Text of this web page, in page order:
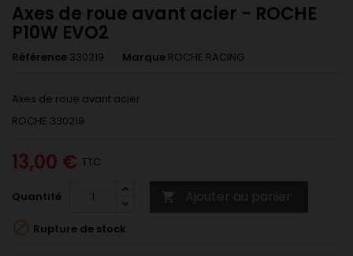
Axes de roue avant acier - ROCHE
P10W EVO2
Référence 330219 Marque ROCHE RACING
Axes de roue avant acier
ROCHE 330219
13,00 € TTC
Quantité  Ajouter au panier
 Rupture de stock